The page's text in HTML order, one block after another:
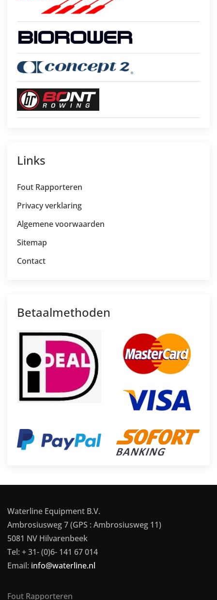
Links
Fout Rapporteren
Privacy verklaring
Algemene voorwaarden
Sitemap
Contact
Betaalmethoden
Waterline Equipment B.V.
Ambrosiusweg 7 (GPS : Ambrosiusweg 11)
5081 NV Hilvarenbeek
Tel: + 31- (0)6- 141 67 014
Email: info@waterline.nl
Fout Rapporteren